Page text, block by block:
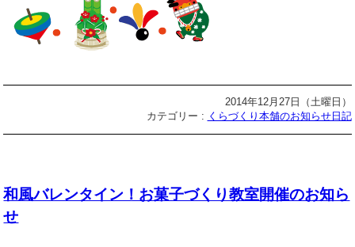
2014年12月27日（土曜日）
カテゴリー : くらづくり本舗のお知らせ日記
和風バレンタイン！お菓子づくり教室開催のお知ら
せ